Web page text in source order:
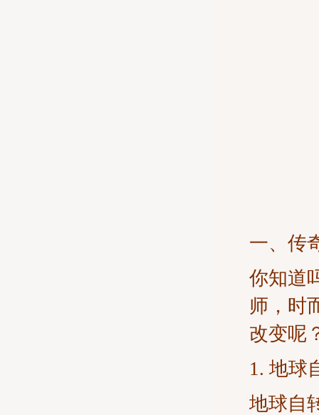
一、传
你知道
师，时
改变呢
1. 地球
地球自